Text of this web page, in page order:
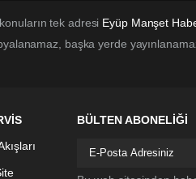
tek adresi Eyüp Manşet
başka yerde
BÜLTEN ABONELİĞİ